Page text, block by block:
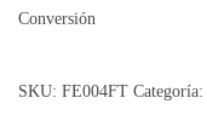
Conversión
SKU: FE004FT Categoría: